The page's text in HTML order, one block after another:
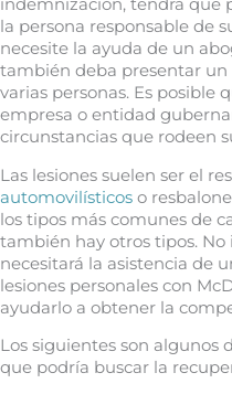
indemnización, tendrá que
la persona responsable de
necesite la ayuda de un
también deba presentar
varias personas. Es posible
empresa o entidad
circunstancias que rodeen
Las lesiones suelen ser el
automovilísticos o
los tipos más comunes de
también hay otros tipos.
necesitará la asistencia de
lesiones personales con
ayudarlo a obtener la
Los siguientes son algunos
que podría buscar la